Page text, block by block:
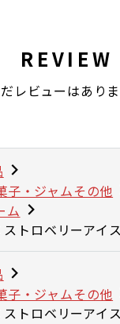
REVIEW
レビューはあり
子・ジャムその他
ム
ストロベリーアイ
子・ジャムその他
ストロベリーアイ